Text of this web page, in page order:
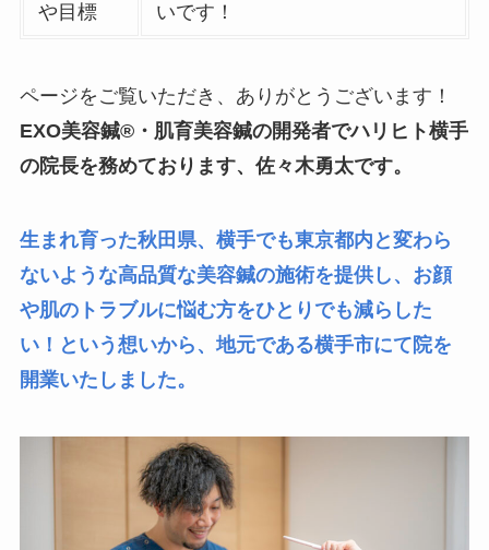
や目標
いです！
ページをご覧いただき、ありがとうございます！
EXO美容鍼®︎・肌育美容鍼の開発者でハリヒト横手
の院長を務めております、佐々木勇太です。
生まれ育った秋田県、横手でも東京都内と変わら
ないような高品質な美容鍼の施術を提供し、お顔
や肌のトラブルに悩む方をひとりでも減らした
い！という想いから、地元である横手市にて院を
開業いたしました。